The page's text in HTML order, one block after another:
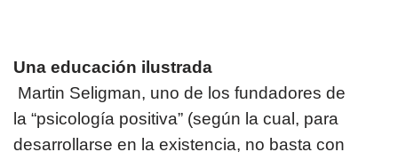
Una educación ilustrada
Martin Seligman, uno de los fundadores de
la “psicología positiva” (según la cual, para
desarrollarse en la existencia, no basta con